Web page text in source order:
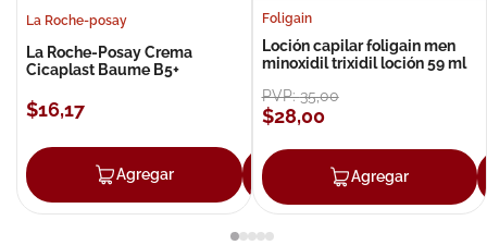
La Roche-posay
La Roche-Posay Crema
Cicaplast Baume B5+
$16,17
Agregar Agregar
Foligain
Loción capilar foligain men
minoxidil trixidil loción 59 ml
PVP:35,00
$28,00
Agregar